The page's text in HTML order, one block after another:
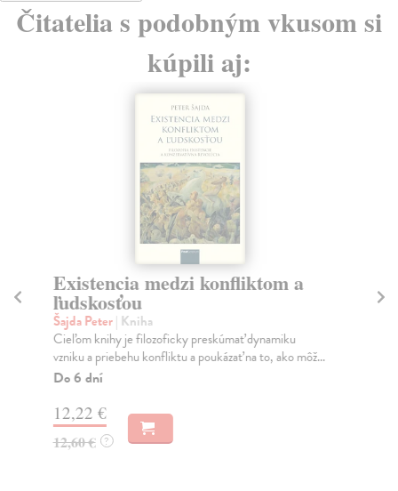
Čitatelia s podobným vkusom si
kúpili aj:
Existencia medzi konfliktom a
ľudskosťou
Šajda Peter| Kniha
Cieľom knihy je filozoficky preskúmať dynamiku
vzniku a priebehu konfliktu a poukázať na to, ako môž...
Do 6 dní
12,22 €
12,60 € ?